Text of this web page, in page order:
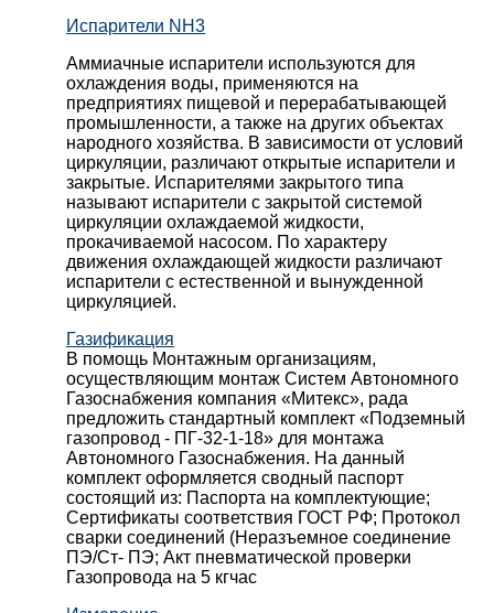
Испарители NH3
Аммиачные испарители используются для
охлаждения воды, применяются на
предприятиях пищевой и перерабатывающей
промышленности, а также на других объектах
народного хозяйства. В зависимости от условий
циркуляции, различают открытые испарители и
закрытые. Испарителями закрытого типа
называют испарители с закрытой системой
циркуляции охлаждаемой жидкости,
прокачиваемой насосом. По характеру
движения охлаждающей жидкости различают
испарители с естественной и вынужденной
циркуляцией.
Газификация
В помощь Монтажным организациям,
осуществляющим монтаж Систем Автономного
Газоснабжения компания «Митекс», рада
предложить стандартный комплект «Подземный
газопровод - ПГ-32-1-18» для монтажа
Автономного Газоснабжения. На данный
комплект оформляется сводный паспорт
состоящий из: Паспорта на комплектующие;
Сертификаты соответствия ГОСТ РФ; Протокол
сварки соединений (Неразъемное соединение
ПЭ/Ст- ПЭ; Акт пневматической проверки
Газопровода на 5 кгчас